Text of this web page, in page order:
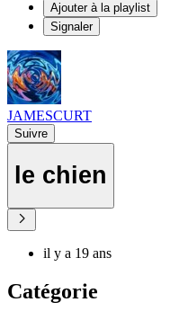
Ajouter à la playlist
Signaler
JAMESCURT
Suivre
le chien
il y a 19 ans
Catégorie